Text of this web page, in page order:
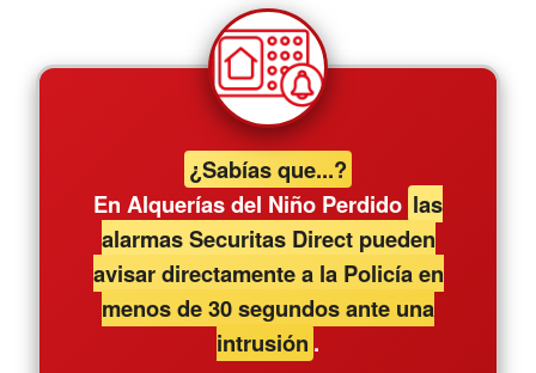
¿Sabías que...?
En Alquerías del Niño Perdido las
alarmas Securitas Direct pueden
avisar directamente a la Policía en
menos de 30 segundos ante una
intrusión .